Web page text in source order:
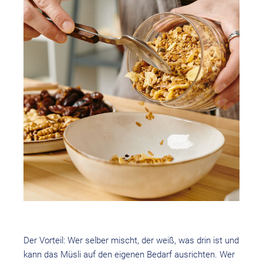
Der Vorteil: Wer selber mischt, der weiß, was drin ist und
kann das Müsli auf den eigenen Bedarf ausrichten. Wer